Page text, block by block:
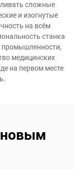
сложные
и изогнутые
на всём
станка
промышленности,
медицинских
на первом месте